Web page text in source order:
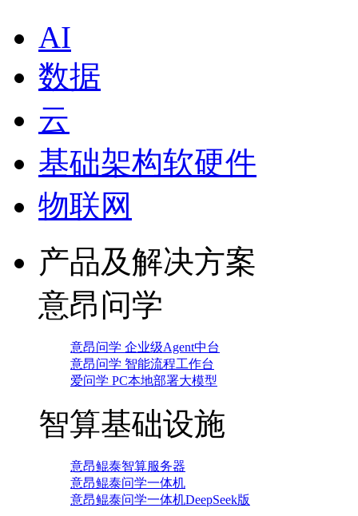
AI
数据
云
基础架构软硬件
物联网
产品及解决方案
意昂问学
意昂问学 企业级Agent中台
意昂问学 智能流程工作台
爱问学 PC本地部署大模型
智算基础设施
意昂鲲泰智算服务器
意昂鲲泰问学一体机
意昂鲲泰问学一体机DeepSeek版